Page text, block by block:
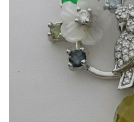
Dans